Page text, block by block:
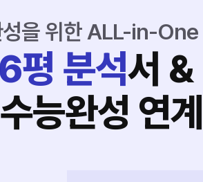
성을 위한 ALL-in-One
6평 분석서 &
능완성 연